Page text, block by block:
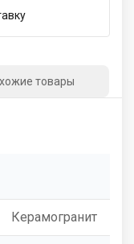
товары
Керамогранит